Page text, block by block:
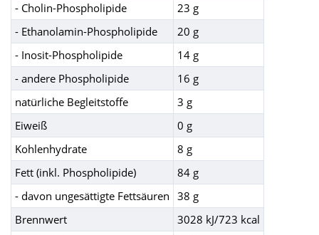
- Cholin-Phospholipide
23 g
- Ethanolamin-Phospholipide
20 g
- Inosit-Phospholipide
14 g
- andere Phospholipide
16 g
natürliche Begleitstoffe
3 g
Eiweiß
0 g
Kohlenhydrate
8 g
Fett (inkl. Phospholipide)
84 g
- davon ungesättigte Fettsäuren 38 g
Brennwert
3028 kJ/723 kcal